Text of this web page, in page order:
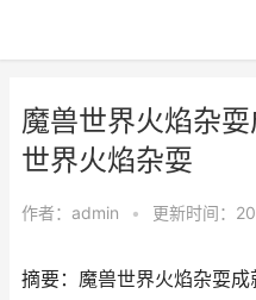
魔兽世界火焰杂
世界火焰杂耍
作者： admin • 更新时间：
摘要：魔兽世界火焰杂耍